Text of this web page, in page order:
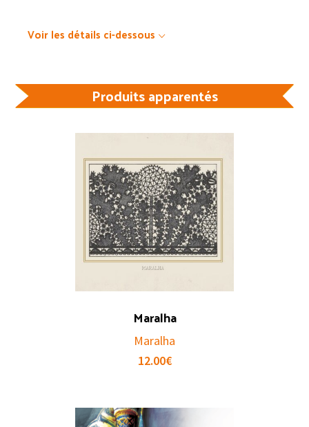
Voir les détails ci-dessous
Produits apparentés
Maralha
Maralha
12.00€